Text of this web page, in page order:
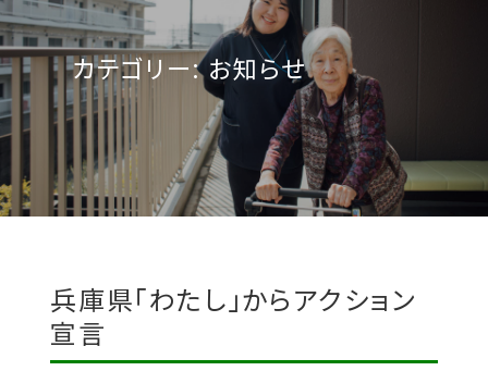
カテゴリー:お知らせ
兵庫県「わたし」からアクション
宣言